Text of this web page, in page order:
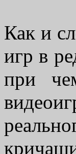
Как и
игр в
при